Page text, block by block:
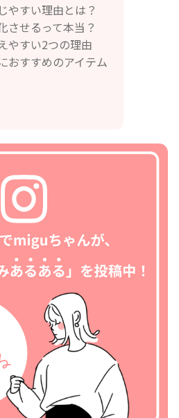
やすい理由とは？
させるって本当？
やすい2つの理由
おすすめのアイテム